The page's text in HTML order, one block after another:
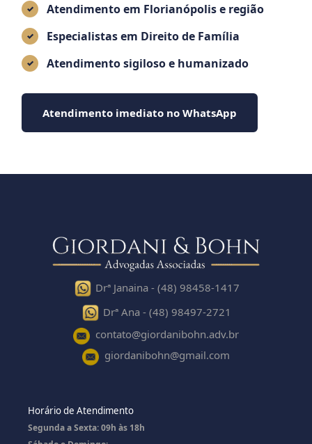
Atendimento em Florianópolis e região
Especialistas em Direito de Família
Atendimento sigiloso e humanizado
Atendimento imediato no WhatsApp
Drª Janaina - (48) 98458-1417
Drª Ana - (48) 98497-2721
contato@giordanibohn.adv.br
giordanibohn@gmail.com
Horário de Atendimento
Segunda a Sexta: 09h às 18h